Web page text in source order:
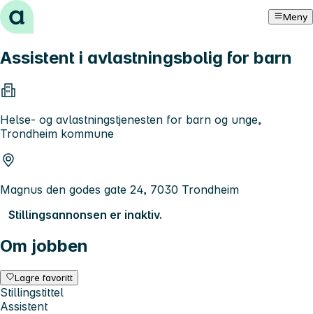
Hopp til innhold Meny
Assistent i avlastningsbolig for barn
Helse- og avlastningstjenesten for barn og unge,
Trondheim kommune
Magnus den godes gate 24, 7030 Trondheim
Stillingsannonsen er inaktiv.
Om jobben
Lagre favoritt
Stillingstittel
Assistent